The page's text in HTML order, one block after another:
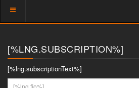
Показать
[%LNG.SUBSCRIPTION%]
[%lng.subscriptionText%]
[%lng.fio%]